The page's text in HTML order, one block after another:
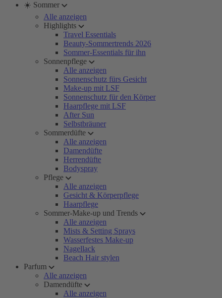
☀️ Sommer
Alle anzeigen
Highlights
Travel Essentials
Beauty-Sommertrends 2026
Sommer-Essentials für ihn
Sonnenpflege
Alle anzeigen
Sonnenschutz fürs Gesicht
Make-up mit LSF
Sonnenschutz für den Körper
Haarpflege mit LSF
After Sun
Selbstbräuner
Sommerdüfte
Alle anzeigen
Damendüfte
Herrendüfte
Bodyspray
Pflege
Alle anzeigen
Gesicht & Körperpflege
Haarpflege
Sommer-Make-up und Trends
Alle anzeigen
Mists & Setting Sprays
Wasserfestes Make-up
Nagellack
Beach Hair stylen
Parfum
Alle anzeigen
Damendüfte
Alle anzeigen